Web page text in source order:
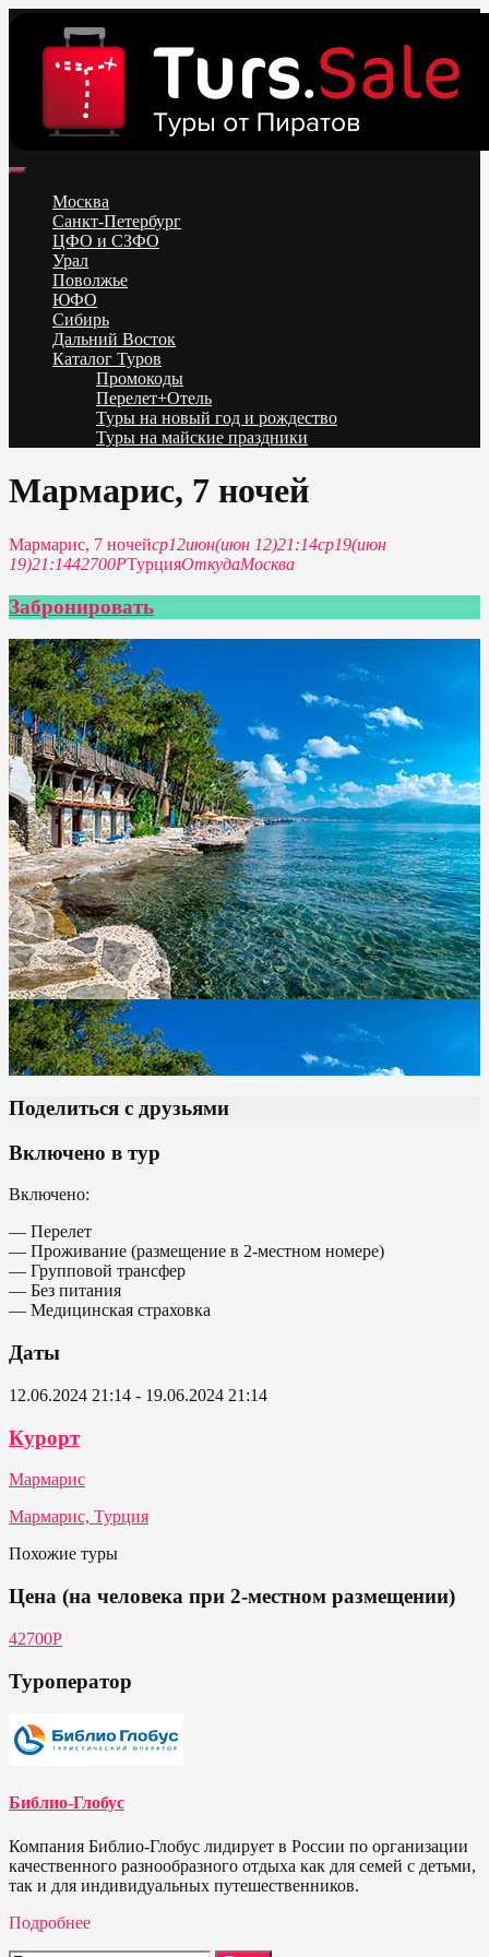
content
Низкие цены на путевки 3-7-10 ночей все включено, отдых на
море. Распродажа экскурсионных и горнолыжных туров.
Обновление каждый день. Официальный сайт Тур Сейл
Москва
Санкт-Петербург
ЦФО и СЗФО
Урал
Поволжье
ЮФО
Сибирь
Дальний Восток
Каталог Туров
Промокоды
Перелет+Отель
Туры на новый год и рождество
Туры на майские праздники
Мармарис, 7 ночей
Мармарис, 7 ночейср12июн(июн 12)21:14ср19(июн
19)21:1442700РТурцияОткудаМосква
Забронировать
Поделиться с друзьями
Включено в тур
Включено:
— Перелет
— Проживание (размещение в 2-местном номере)
— Групповой трансфер
— Без питания
— Медицинская страховка
Даты
12.06.2024 21:14 - 19.06.2024 21:14
Курорт
Мармарис
Мармарис, Турция
Похожие туры
Цена (на человека при 2-местном размещении)
42700Р
Туроператор
Библио-Глобус
Компания Библио-Глобус лидирует в России по организации
качественного разнообразного отдыха как для семей с детьми,
так и для индивидуальных путешественников.
Подробнее